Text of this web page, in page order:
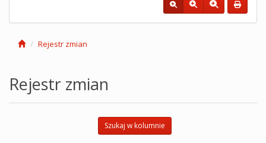
Rejestr zmian
Rejestr zmian
Szukaj w kolumnie